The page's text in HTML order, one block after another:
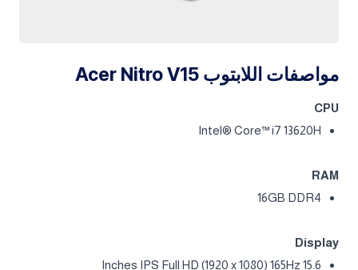
مواصفات اللابتوب Acer Nitro V15
CPU
Intel® Core™ i7 13620H
RAM
16GB DDR4
Display
15.6 Inches IPS Full HD (1920 x 1080) 165Hz